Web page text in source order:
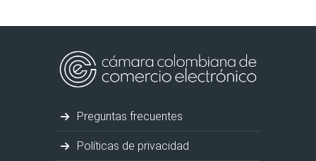
Preguntas frecuentes
Políticas de privacidad